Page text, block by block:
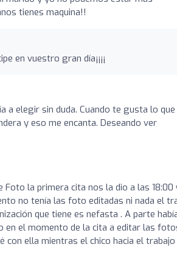
tienes maquina!!
en vuestro gran día¡¡¡¡
a elegir sin duda. Cuando te gusta lo que
y eso me encanta. Deseando ver
Foto la primera cita nos la dio a las 18:00
no tenía las foto editadas ni nada el
que tiene es nefasta . A parte
en el momento de la cita a editar las
con ella mientras el chico hacia el trabajo